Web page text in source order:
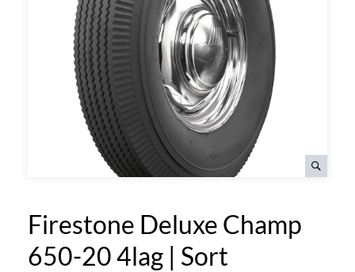
Firestone Deluxe Champ
650-20 4lag | Sort